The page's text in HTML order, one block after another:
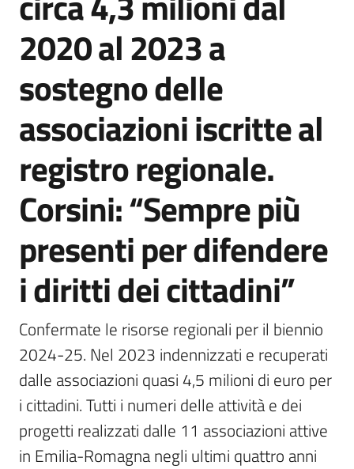
2020 al 2023 a
sostegno delle
associazioni iscritte al
registro regionale.
Corsini: “Sempre più
presenti per difendere
i diritti dei cittadini”
Confermate le risorse regionali per il biennio
2024-25. Nel 2023 indennizzati e recuperati
dalle associazioni quasi 4,5 milioni di euro per
i cittadini. Tutti i numeri delle attività e dei
progetti realizzati dalle 11 associazioni attive
in Emilia-Romagna negli ultimi quattro anni